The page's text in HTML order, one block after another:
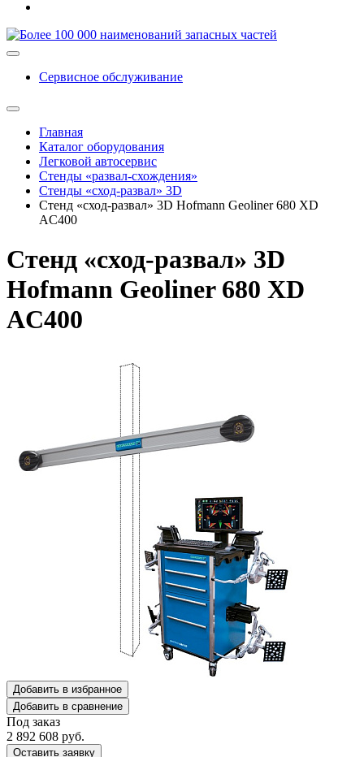
Сервисное обслуживание
Главная
Каталог оборудования
Легковой автосервис
Стенды «развал-схождения»
Стенды «сход-развал» 3D
Стенд «сход-развал» 3D Hofmann Geoliner 680 XD
AC400
Стенд «сход-развал» 3D
Hofmann Geoliner 680 XD
AC400
Добавить в избранное
Добавить в сравнение
Под заказ
2 892 608 руб.
Оставить заявку